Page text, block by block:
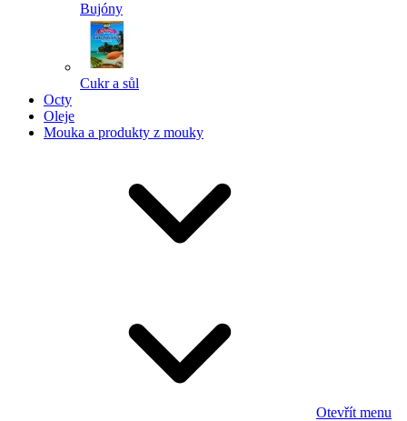
Bujóny
Cukr a sůl
Octy
Oleje
Mouka a produkty z mouky
Otevřít menu
Powered by chaterimo